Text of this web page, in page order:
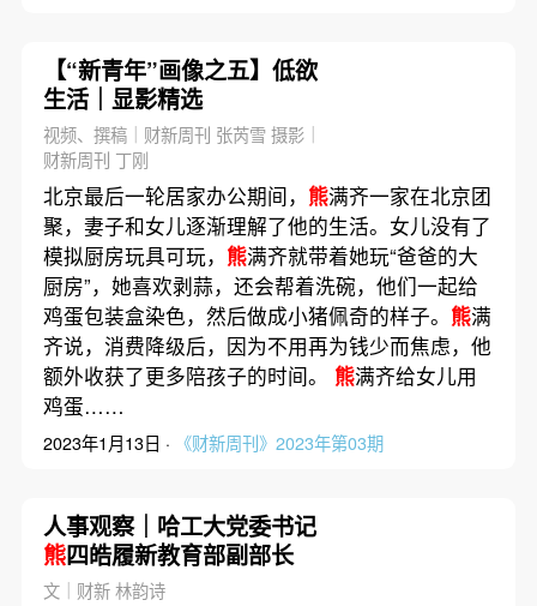
【“新青年”画像之五】低欲
生活｜显影精选
视频、撰稿｜财新周刊 张芮雪 摄影｜
财新周刊 丁刚
北京最后一轮居家办公期间， 熊满齐一家在北京团
聚，妻子和女儿逐渐理解了他的生活。女儿没有了
模拟厨房玩具可玩， 熊满齐就带着她玩“爸爸的大
厨房”，她喜欢剥蒜，还会帮着洗碗，他们一起给
鸡蛋包装盒染色，然后做成小猪佩奇的样子。 熊满
齐说，消费降级后，因为不用再为钱少而焦虑，他
额外收获了更多陪孩子的时间。 熊满齐给女儿用
鸡蛋……
2023年1月13日 · 《财新周刊》2023年第03期
人事观察｜哈工大党委书记
熊四皓履新教育部副部长
文｜财新 林韵诗